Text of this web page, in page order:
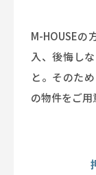
M-HOUSEの
入、後悔し
と。そのた
の物件をご用